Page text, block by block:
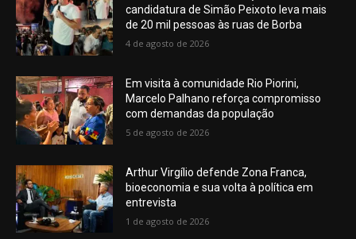
candidatura de Simão Peixoto leva mais
de 20 mil pessoas às ruas de Borba
4 de agosto de 2026
Em visita à comunidade Rio Piorini,
Marcelo Palhano reforça compromisso
com demandas da população
5 de agosto de 2026
Arthur Virgílio defende Zona Franca,
bioeconomia e sua volta à política em
entrevista
1 de agosto de 2026